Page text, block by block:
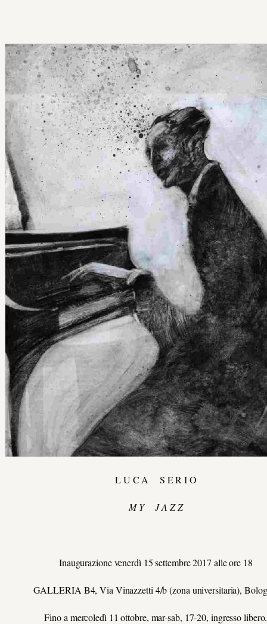
L U C A S E R I O
M Y J A Z Z
Inaugurazione venerdì 15 settembre 2017 alle ore 18
GALLERIA B4, Via Vinazzetti 4/b (zona universitaria),
Fino a mercoledì 11 ottobre, mar-sab, 17-20, ingresso libero.